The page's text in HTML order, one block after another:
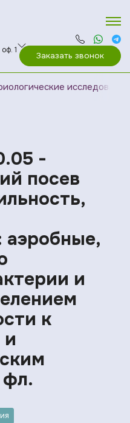
1
Заказать звонок
исследования
-
посев
аэробные,
и
к
и
фл.